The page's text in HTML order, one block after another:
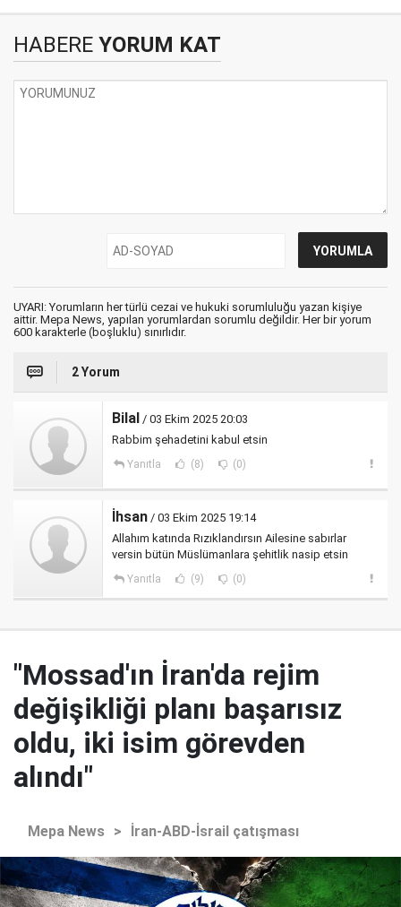
HABERE YORUM KAT
UYARI: Yorumların her türlü cezai ve hukuki sorumluluğu yazan kişiye
aittir. Mepa News, yapılan yorumlardan sorumlu değildir. Her bir yorum
600 karakterle (boşluklu) sınırlıdır.
2 Yorum
Bilal / 03 Ekim 2025 20:03
Rabbim şehadetini kabul etsin
Yanıtla (8) (0)
İhsan / 03 Ekim 2025 19:14
Allahım katında Rızıklandırsın Ailesine sabırlar
versin bütün Müslümanlara şehitlik nasip etsin
Yanıtla (9) (0)
"Mossad'ın İran'da rejim
değişikliği planı başarısız
oldu, iki isim görevden
alındı"
Mepa News > İran-ABD-İsrail çatışması